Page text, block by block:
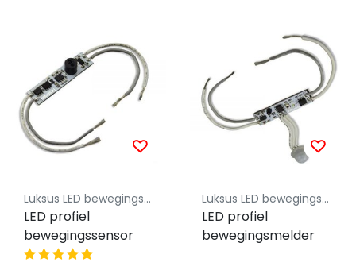
Luksus LED bewegingssensoren
LED profiel
bewegingssensor
Luksus LED bewegingssensoren
LED profiel
bewegingsmelder